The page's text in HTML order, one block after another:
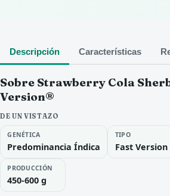
Descripción Características
Sobre Strawberry Cola
Version®
DE UN VISTAZO
GENÉTICA
Predominancia Índica
TIPO
Fast Version
PRODUCCIÓN
450-600 g